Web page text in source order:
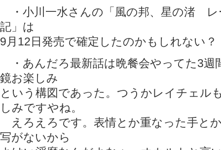
・小川一水さんの「風の邦、星の渚 レ
記」は
9月12日発売で確定したのかもしれない？
・あんだろ最新話は晩餐会やってた3週
鏡お楽しみ
という構図であった。つうかレイチェル
しみですやね。
えろえろです。表情とか重なった手と
写がないから